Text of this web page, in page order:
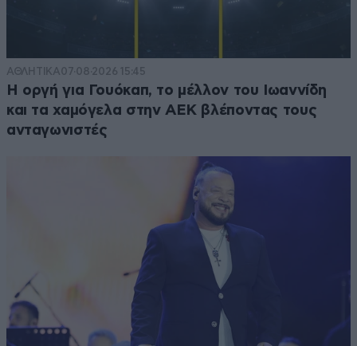
ΑΘΛΗΤΙΚΑ07·08·2026 15:45
Η οργή για Γουόκαπ, το μέλλον του Ιωαννίδη
και τα χαμόγελα στην ΑΕΚ βλέποντας τους
ανταγωνιστές